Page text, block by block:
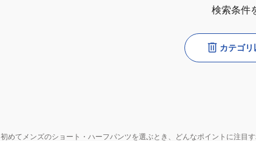
検索条件
カテゴ
初めてメンズのショート・ハーフパンツを選ぶとき、どんなポイントに注目